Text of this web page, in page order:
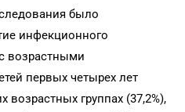
было
инфекционного
возрастными
первых четырех лет
возрастных группах (37,2%),